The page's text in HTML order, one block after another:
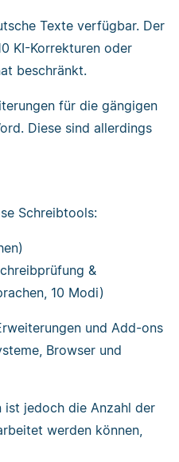
Texte verfügbar. Der
KI-Korrekturen oder
beschränkt.
für die gängigen
Diese sind allerdings
Schreibtools:
&
10 Modi)
und Add-ons
Browser und
ist jedoch die Anzahl der
werden können,